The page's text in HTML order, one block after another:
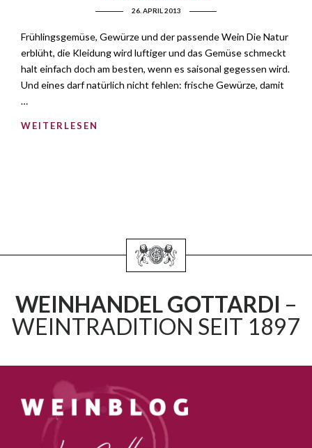
26. APRIL 2013
Frühlingsgemüse, Gewürze und der passende Wein Die Natur
erblüht, die Kleidung wird luftiger und das Gemüse schmeckt
halt einfach doch am besten, wenn es saisonal gegessen wird.
Und eines darf natürlich nicht fehlen: frische Gewürze, damit
…
WEITERLESEN
WEINHANDEL GOTTARDI –
WEINTRADITION SEIT 1897